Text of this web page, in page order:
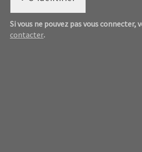
Si vous ne pouvez pas vous connecter,
contacter.